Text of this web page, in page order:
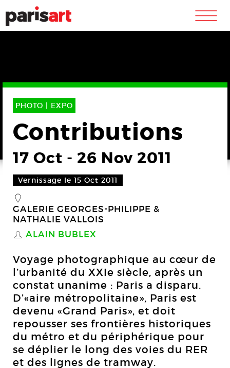
m
PHOTO | EXPO
Contributions
17 Oct - 26 Nov 2011
Vernissage le 15 Oct 2011
_
GALERIE GEORGES-PHILIPPE &
NATHALIE VALLOIS
S ALAIN BUBLEX
Voyage photographique au cœur de
l’urbanité du XXIe siècle, après un
constat unanime : Paris a disparu.
D’«aire métropolitaine», Paris est
devenu «Grand Paris», et doit
repousser ses frontières historiques
du métro et du périphérique pour
se déplier le long des voies du RER
et des lignes de tramway.